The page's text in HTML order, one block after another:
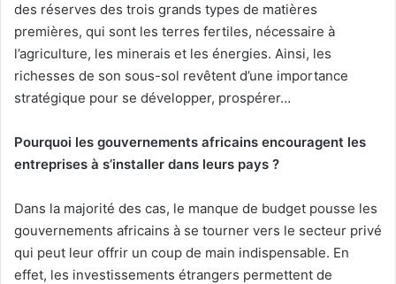
des réserves des trois grands types de matières
premières, qui sont les terres fertiles, nécessaire à
l’agriculture, les minerais et les énergies. Ainsi, les
richesses de son sous-sol revêtent d’une importance
stratégique pour se développer, prospérer…
Pourquoi les gouvernements africains encouragent les
entreprises à s’installer dans leurs pays ?
Dans la majorité des cas, le manque de budget pousse les
gouvernements africains à se tourner vers le secteur privé
qui peut leur offrir un coup de main indispensable. En
effet, les investissements étrangers permettent de